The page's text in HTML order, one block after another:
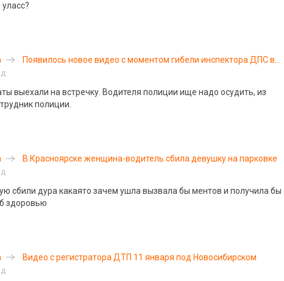
Появилось новое видео с моментом гибели инспектора ДПС в
выехали на встречку. Водителя полиции ище надо осудить, из
полиции.
В Красноярске женщина-водитель сбила девушку на парковке
сбили дура какаято зачем ушла вызвала бы ментов и получила бы
здоровью
Видео с регистратора ДТП 11 января под Новосибирском